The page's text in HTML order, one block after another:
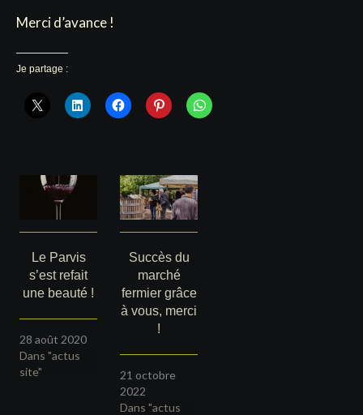
Merci d’avance !
Je partage :
Le Parvis
s’est refait
une beauté !
28 août 2020
Dans "actus
site"
Succès du
marché
fermier grâce
à vous, merci
!
21 octobre
2022
Dans "actus